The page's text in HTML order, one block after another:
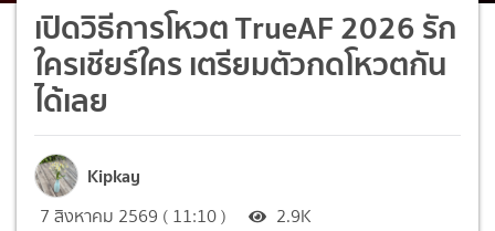
เปิดวิธีการโหวต TrueAF 2026 รัก
ใครเชียร์ใคร เตรียมตัวกดโหวตกัน
ได้เลย
Kipkay
7 สิงหาคม 2569 ( 11:10 ) 2.9K